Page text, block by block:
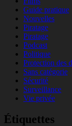
Guide pratique
Nouvelles
Piratage
Piratage
Podcast
Politique
Protection des
Sans catégorie
Sécurité
Surveillance
Vie privée
Étiquettes